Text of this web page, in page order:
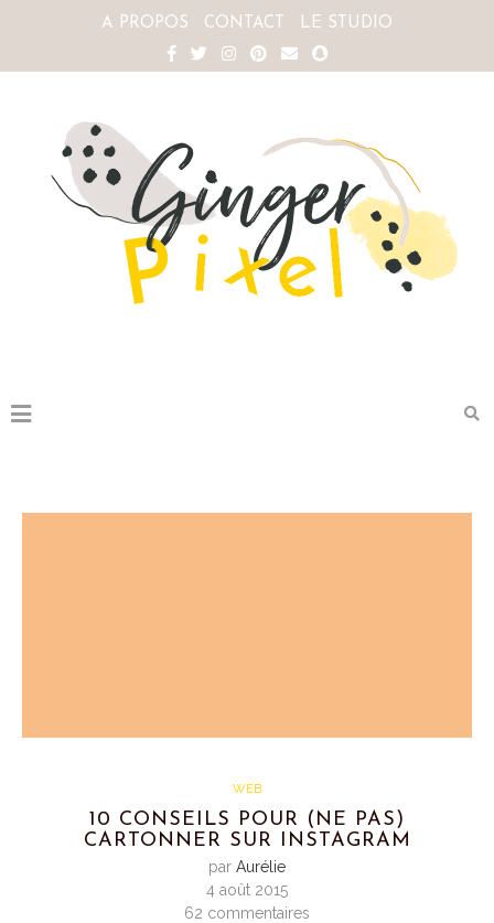
A PROPOS CONTACT LE STUDIO
WEB
10 CONSEILS POUR (NE PAS)
CARTONNER SUR INSTAGRAM
par Aurélie
4 août 2015
62 commentaires